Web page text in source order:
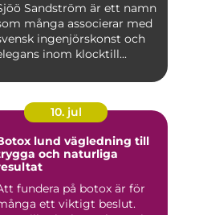
Sandström är ett namn
många associerar med
ingenjörskonst och
inom klocktill...
10. jul
lund vägledning till
och naturliga
fundera på botox är för
ett viktigt beslut.